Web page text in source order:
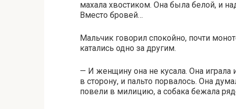
махала хвостиком. Она была белой, и
Вместо бровей…
Мальчик говорил спокойно, почти
катались одно за другим.
— И женщину она не кусала. Она играла
в сторону, и пальто порвалось. Она
повели в милицию, а собака бежала